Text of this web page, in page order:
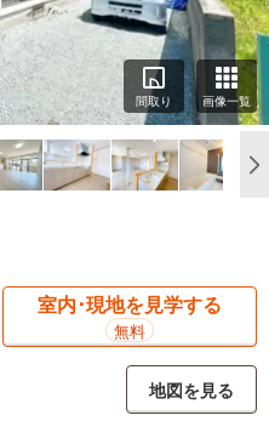
間取り 画像一覧
室内･現地を見学する
無料
地図を見る